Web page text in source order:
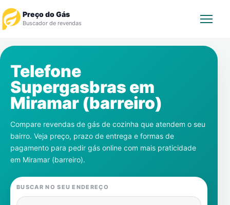
Preço do Gás
Buscador de revendas
Revendedor
Notícias
Cadastre-se
Gás
Contatos
Telefone
Supergasbras em
Miramar (barreiro)
Compare revendas de gás de cozinha que atendem o seu
bairro. Veja preço, prazo de entrega e formas de
pagamento para pedir gás online com mais praticidade
em Miramar (barreiro).
BUSCAR NO SEU ENDEREÇO